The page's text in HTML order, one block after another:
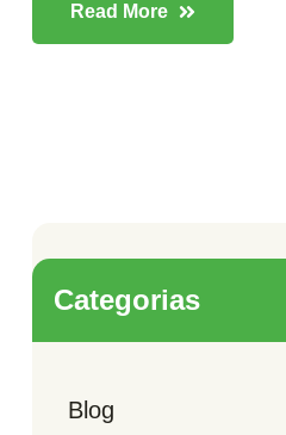
Read More
Categorias
Blog